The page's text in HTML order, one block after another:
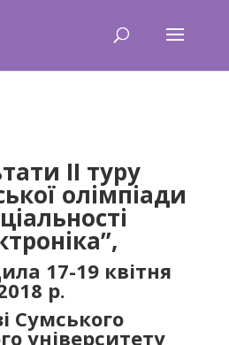
ІІ туру
олімпіади
17-19 квітня
р.
Сумського
університету